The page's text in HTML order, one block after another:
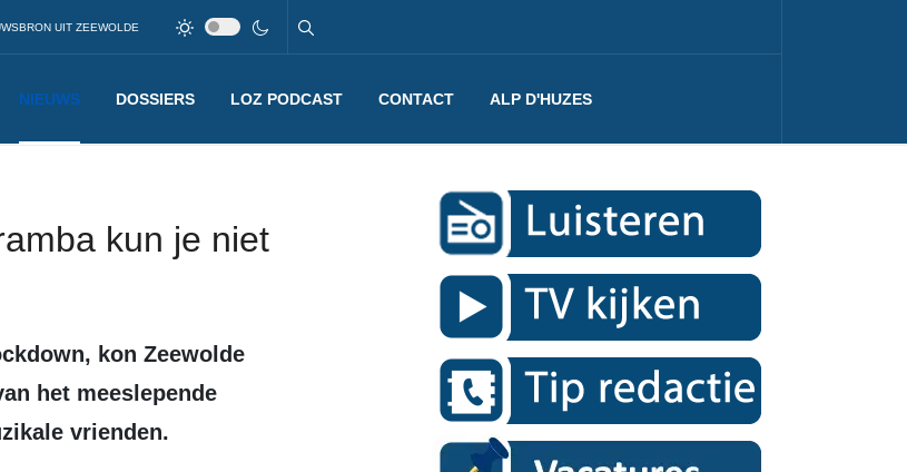
UIT ZEEWOLDE
NIEUWS DOSSIERS LOZ PODCAST CONTACT ALP D'HUZES
kun je niet
het meeslepende
vrienden.